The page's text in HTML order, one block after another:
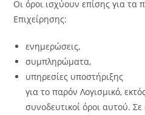
Οι όροι ισχύουν επίσης για τα
Επιχείρησης:
ενημερώσεις,
συμπληρώματα,
υπηρεσίες υποστήριξης
για το παρόν Λογισμικό,
συνοδευτικοί όροι αυτού.